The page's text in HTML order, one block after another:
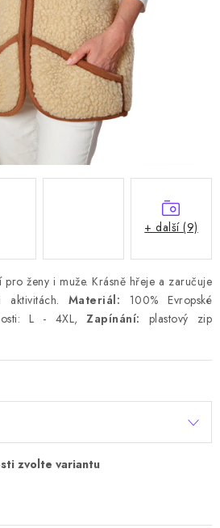
pro ženy i muže. Krásně hřeje a zaručuje
Materiál: 100% Evropské
L - 4XL,Zapínání: plastový zip
+ další (9)